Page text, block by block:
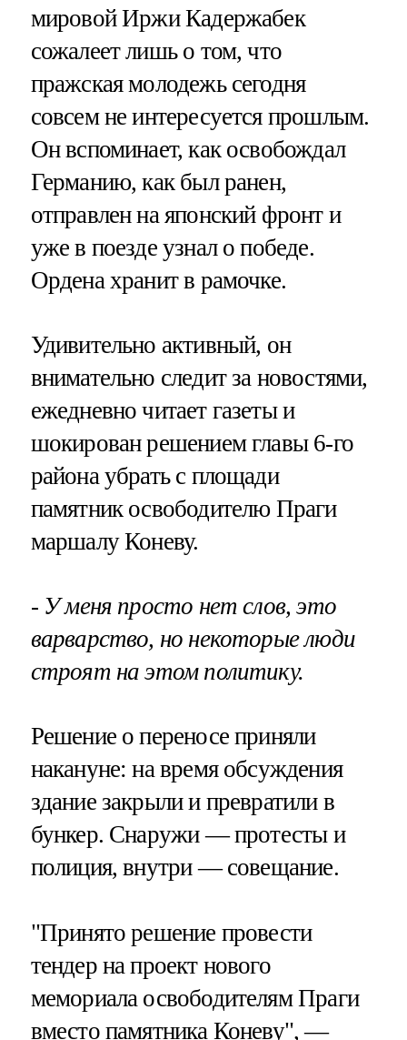
мировой Иржи Кадержабек
сожалеет лишь о том, что
пражская молодежь сегодня
совсем не интересуется прошлым.
Он вспоминает, как освобождал
Германию, как был ранен,
отправлен на японский фронт и
уже в поезде узнал о победе.
Ордена хранит в рамочке.
Удивительно активный, он
внимательно следит за новостями,
ежедневно читает газеты и
шокирован решением главы 6-го
района убрать с площади
памятник освободителю Праги
маршалу Коневу.
- У меня просто нет слов, это
варварство, но некоторые люди
строят на этом политику.
Решение о переносе приняли
накануне: на время обсуждения
здание закрыли и превратили в
бункер. Снаружи — протесты и
полиция, внутри — совещание.
"Принято решение провести
тендер на проект нового
мемориала освободителям Праги
вместо памятника Коневу", —